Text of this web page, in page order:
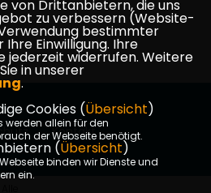
Kontakt
von Drittanbietern, die uns
zu verbessern (Website-
bestimmter
Einwilligung. Ihre
jederzeit widerrufen. Weitere
in unserer
.
Cookies (Übersicht)
werden allein für den
der Webseite benötigt.
(Übersicht)
binden wir Dienste und
ein.